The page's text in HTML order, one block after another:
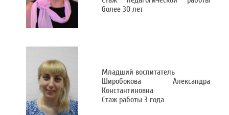
более 30 лет
Младший воспитатель
Широбокова Александра
Константиновна
Стаж работы 3 года